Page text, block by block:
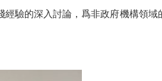
驗的深入討論，爲非政府機構領域